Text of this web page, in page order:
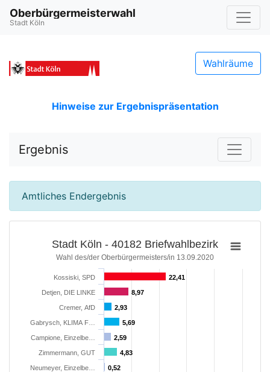
Oberbürgermeisterwahl
Stadt Köln
Wahlräume
Hinweise zur Ergebnispräsentation
Ergebnis
Amtliches Endergebnis
Stadt Köln - 40182 Briefwahlbezirk
Wahl des/der Oberbürgermeisters/in 13.09.2020
22,41
22,41
8,97
8,97
2,93
2,93
5,69
5,69
2,59
2,59
4,83
4,83
0,52
0,52
Kossiski, SPD
Detjen, DIE LINKE
Cremer, AfD
Gabrysch, KLIMA F…
Campione, Einzelbe…
Zimmermann, GUT
Neumeyer, Einzelbe…